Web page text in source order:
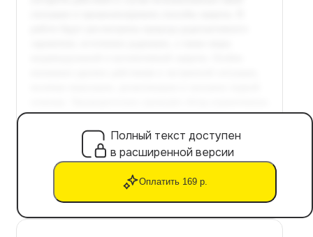
Полный текст доступен
в расширенной версии
Оплатить 169 р.